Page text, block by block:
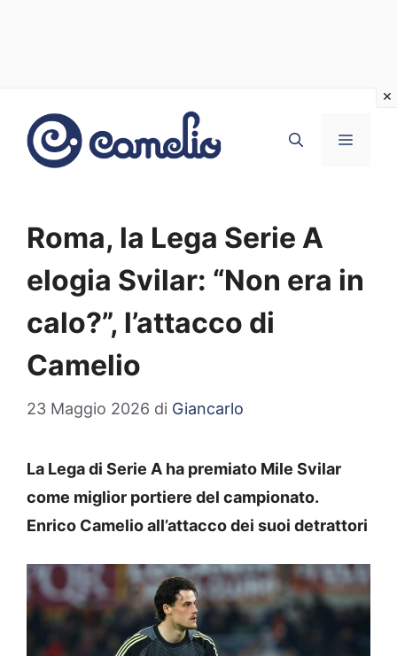
contenuto
MENU
Roma, la Lega Serie A
elogia Svilar: “Non era in
calo?”, l’attacco di
Camelio
23 Maggio 2026 di Giancarlo
La Lega di Serie A ha premiato Mile Svilar
come miglior portiere del campionato.
Enrico Camelio all’attacco dei suoi detrattori